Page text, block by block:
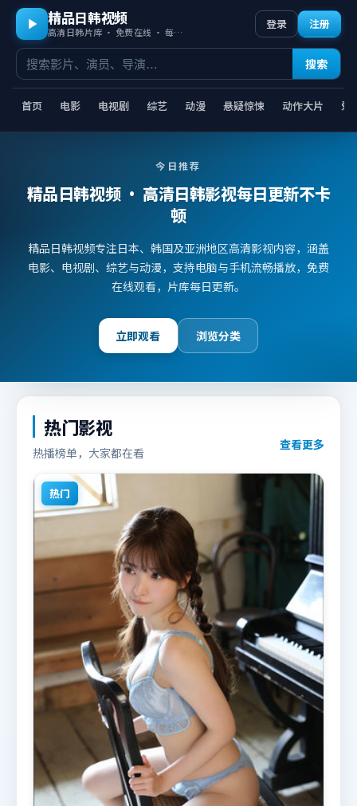
精品日韩视频
高清日韩片库 · 免费在线 · 每日更新
首页 电影 电视剧 综艺 动漫 悬疑惊悚 动作大片 爱
搜索
登录 注册
今日推荐
精品日韩视频· 高清日韩影视每日更新不卡
顿
精品日韩视频专注日本、韩国及亚洲地区高清影视内容，涵盖
电影、电视剧、综艺与动漫，支持电脑与手机流畅播放，免费
在线观看，片库每日更新。
立即观看 浏览分类
热门影视
热播榜单，大家都在看
查看更多
热门